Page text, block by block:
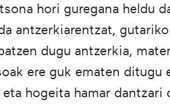
hori guregana heldu
antzerkiarentzat,
dugu antzerkia,
ere guk ematen ditugu
eta hogeita hamar